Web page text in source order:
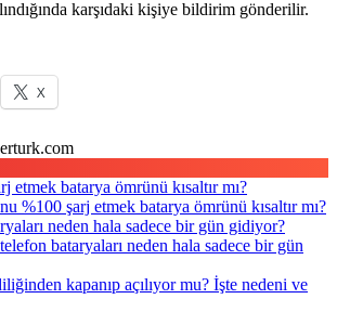
karşıdaki kişiye bildirim gönderilir.
X
%100 şarj etmek batarya ömrünü kısaltır mı?
bataryaları neden hala sadece bir gün